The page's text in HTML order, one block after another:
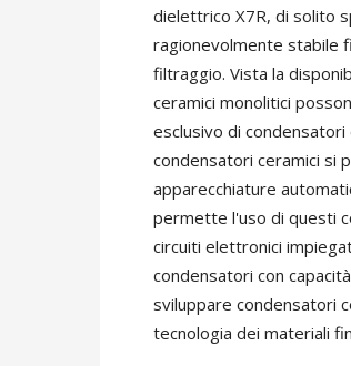
dielettrico X7R, di solito
ragionevolmente stabile
filtraggio. Vista la
ceramici monolitici
esclusivo di
condensatori ceramici si
apparecchiature
permette l'uso di questi
circuiti elettronici
condensatori con
sviluppare condensatori
tecnologia dei materiali